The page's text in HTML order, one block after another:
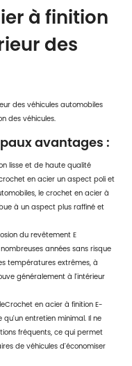
à finition
des
des véhicules automobiles
des véhicules.
avantages :
lisse et de haute qualité
en acier un aspect poli et
le crochet en acier à
à un aspect plus raffiné et
du revêtement E
années sans risque
températures extrêmes, à
généralement à l'intérieur
Crochet en acier à finition E-
qu'un entretien minimal. Il ne
fréquents, ce qui permet
de véhicules d'économiser